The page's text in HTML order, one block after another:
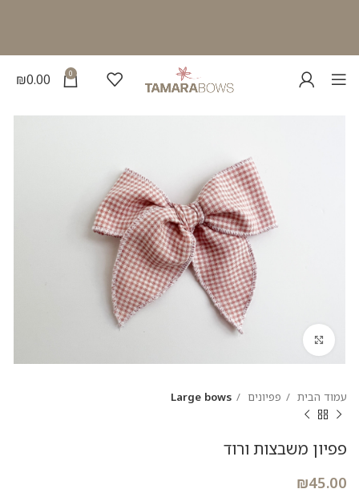
0
₪0.00
להגדלת התמונה
עמוד הבית פפיונים Large bows
פפיון משבצות ורוד
₪45.00